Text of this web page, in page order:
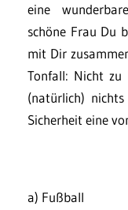
eine
schöne Frau Du
mit Dir
Tonfall: Nicht zu
(natürlich)
Sicherheit eine
a) Fußball